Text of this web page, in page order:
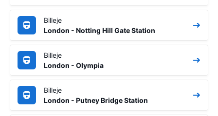
Billeje
London - Notting Hill Gate Station
Billeje
London - Olympia
Billeje
London - Putney Bridge Station